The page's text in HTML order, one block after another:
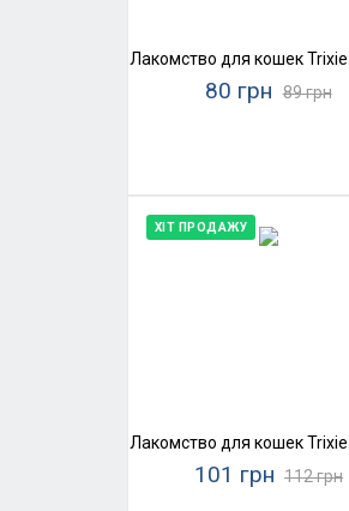
Лакомство для кошек
80 грн 89 грн
ХІТ ПРОДАЖУ
Лакомство для кошек
101 грн 112 грн